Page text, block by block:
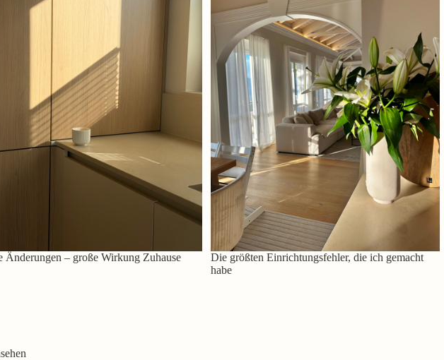
Änderungen – große Wirkung Zuhause
Die größten Einrichtungsfehler, die ich gemacht
habe